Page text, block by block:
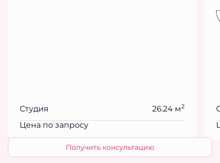
Студия 26.24 м2
Цена по запросу
Получить консультацию